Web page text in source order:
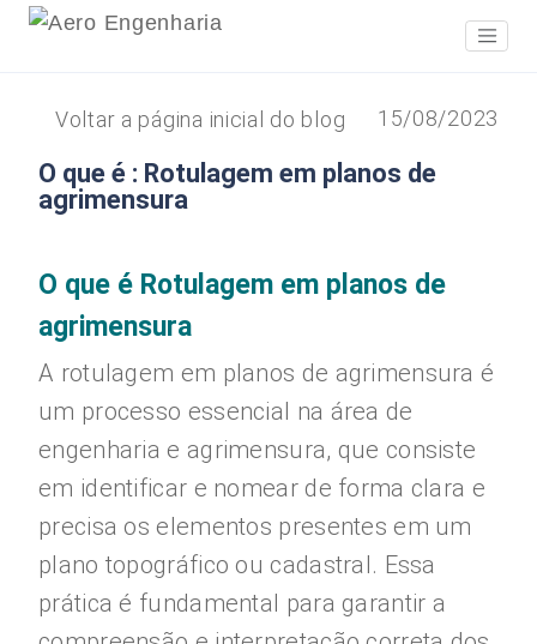
15/08/2023
Voltar a página inicial do blog
O que é : Rotulagem em planos de
agrimensura
O que é Rotulagem em planos de
agrimensura
A rotulagem em planos de agrimensura é
um processo essencial na área de
engenharia e agrimensura, que consiste
em identificar e nomear de forma clara e
precisa os elementos presentes em um
plano topográfico ou cadastral. Essa
prática é fundamental para garantir a